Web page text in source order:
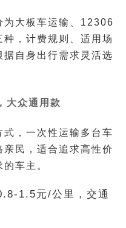
为大板车运输、12306
，计费规则、适用场
自身出行需求灵活选
大众通用款
，一次性运输多台车
民，适合追求高性价
车主。
1.5元/公里，交通